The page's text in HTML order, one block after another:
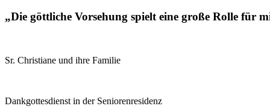
„Die göttliche Vorsehung spielt eine große Rolle für
Sr. Christiane und ihre Familie
Dankgottesdienst in der Seniorenresidenz